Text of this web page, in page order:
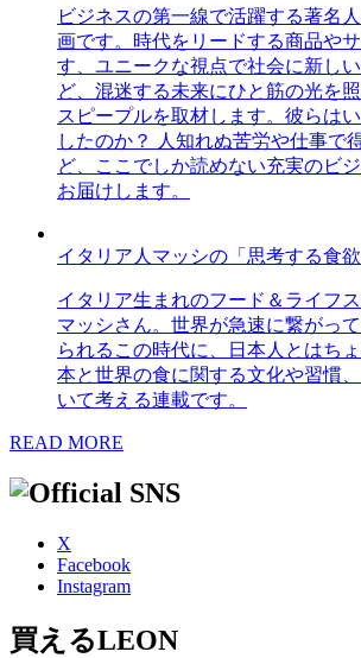
ビジネスの第一線で活躍する著名
画です。時代をリードする商品や
す、ユニークな視点で社会に新し
ど、混迷する未来にひと筋の光を
スピープルを取材します。彼らは
したのか？ 人知れぬ苦労や仕事で
ど、ここでしか読めない充実のビ
お届けします。
イタリア人マッシの「思考する食欲
イタリア生まれのフード＆ライフ
マッシさん。世界が急速に繋がっ
られるこの時代に、日本人とはち
本と世界の食に関する文化や習慣
いて考える連載です。
READ MORE
X
Facebook
Instagram
買えるLEON